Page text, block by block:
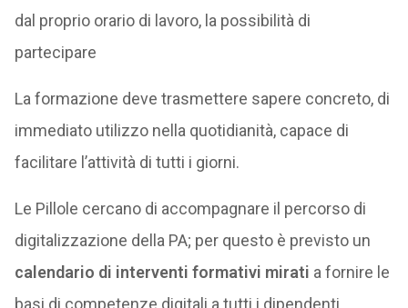
dal proprio orario di lavoro, la possibilità di
partecipare
La formazione deve trasmettere sapere concreto, di
immediato utilizzo nella quotidianità, capace di
facilitare l’attività di tutti i giorni.
Le Pillole cercano di accompagnare il percorso di
digitalizzazione della PA; per questo è previsto un
calendario di interventi formativi mirati a fornire le
basi di competenze digitali a tutti i dipendenti,